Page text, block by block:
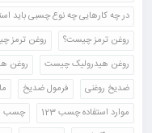
در چه کارهایی چه نوع چسبی باید
روغن ترمز چیست؟
روغن ترمز
روغن هیدرولیک چیست
روغن
ضدیخ روغنی
فرمول ضدیخ
موارد استفاده چسب 123
چسب